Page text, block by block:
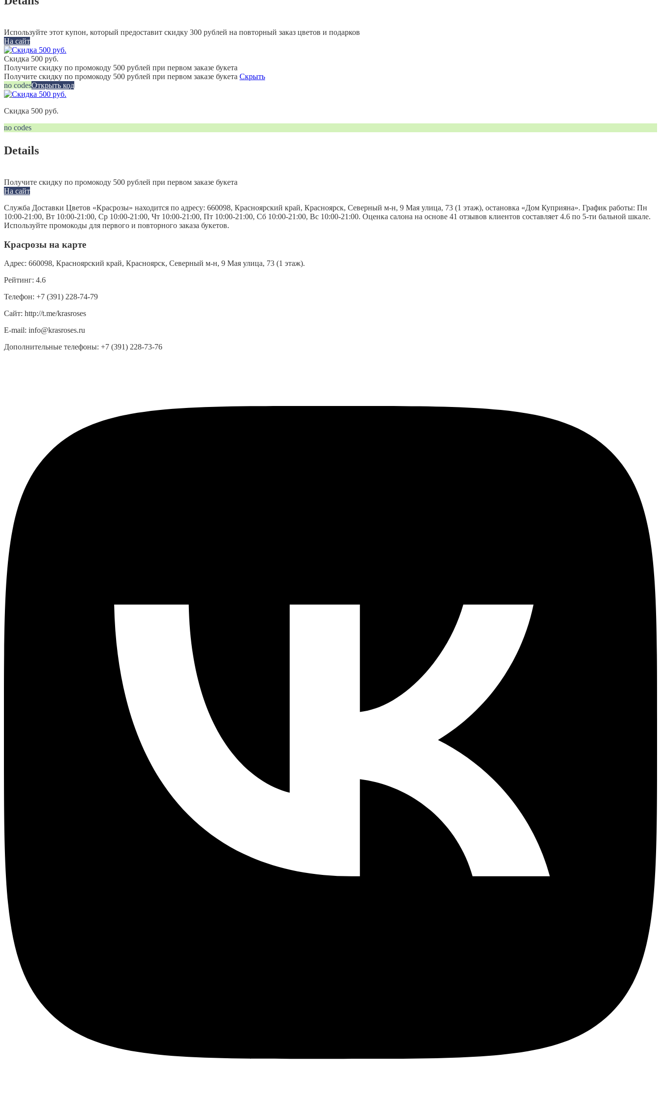
Используйте этот купон, который предоставит скидку 300 рублей на повторный заказ цветов и подарков
На сайт
Скидка 500 руб.
Получите скидку по промокоду 500 рублей при первом заказе букета
Получите скидку по промокоду 500 рублей при первом заказе букета Скрыть
no codesОткрыть код
Скидка 500 руб.
no codes
Details
Получите скидку по промокоду 500 рублей при первом заказе букета
На сайт
Служба Доставки Цветов «Красрозы» находится по адресу: 660098, Красноярский край, Красноярск, Северный м-н, 9 Мая улица, 73 (1 этаж), остановка «Дом Куприяна». График работы: Пн
10:00-21:00, Вт 10:00-21:00, Ср 10:00-21:00, Чт 10:00-21:00, Пт 10:00-21:00, Сб 10:00-21:00, Вс 10:00-21:00. Оценка салона на основе 41 отзывов клиентов составляет 4.6 по 5-ти бальной шкале.
Используйте промокоды для первого и повторного заказа букетов.
Красрозы на карте
Адрес: 660098, Красноярский край, Красноярск, Северный м-н, 9 Мая улица, 73 (1 этаж).
Рейтинг: 4.6
Телефон: +7 (391) 228-74-79
Сайт: http://t.me/krasroses
E-mail: info@krasroses.ru
Дополнительные телефоны: +7 (391) 228-73-76